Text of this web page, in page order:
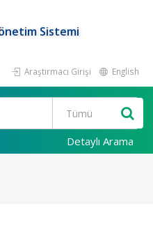
Sistemi
Araştırmacı Girişi English
Detaylı Arama